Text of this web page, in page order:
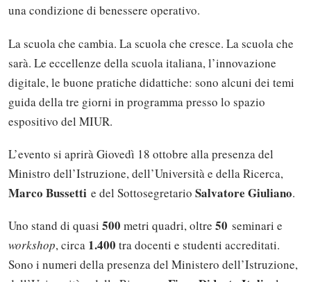
una condizione di benessere operativo.
La scuola che cambia. La scuola che cresce. La scuola che
sarà. Le eccellenze della scuola italiana, l’innovazione
digitale, le buone pratiche didattiche: sono alcuni dei temi
guida della tre giorni in programma presso lo spazio
espositivo del MIUR.
L’evento si aprirà Giovedì 18 ottobre alla presenza del
Ministro dell’Istruzione, dell’Università e della Ricerca,
Marco Bussetti e del Sottosegretario Salvatore Giuliano.
Uno stand di quasi 500 metri quadri, oltre 50 seminari e
workshop, circa 1.400 tra docenti e studenti accreditati.
Sono i numeri della presenza del Ministero dell’Istruzione,